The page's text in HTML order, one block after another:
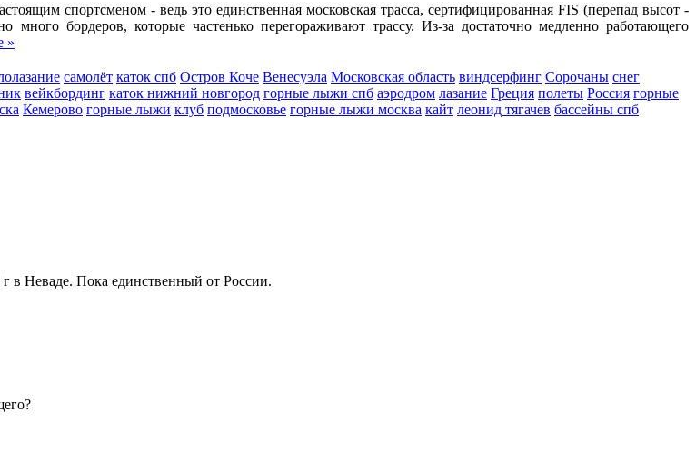
спортсменом - ведь это единственная московская трасса, сертифицированная FIS (перепад высот -
бордеров, которые частенько перегораживают трассу. Из-за достаточно медленно работающего
»
самолёт каток спб Остров Коче Венесуэла Московская область виндсерфинг Сорочаны снег
вейкбординг каток нижний новгород горные лыжи спб аэродром лазание Греция полеты Россия горные
Кемерово горные лыжи клуб подмосковье горные лыжи москва кайт леонид тягачев бассейны спб
в Неваде. Пока единственный от России.